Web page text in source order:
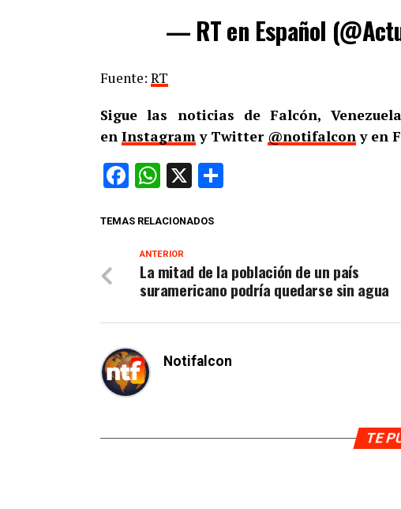
— RT en Español
Fuente: RT
Sigue las noticias de Falcón,
en Instagramy Twitter @notifalcony en
Facebook
WhatsApp
X
TEMAS RELACIONADOS
ANTERIOR
La mitad de la población de un país
suramericano podría quedarse sin agua
Notifalcon
TE